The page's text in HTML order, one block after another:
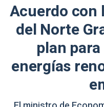
Acuerdo con
del Norte
plan
energías